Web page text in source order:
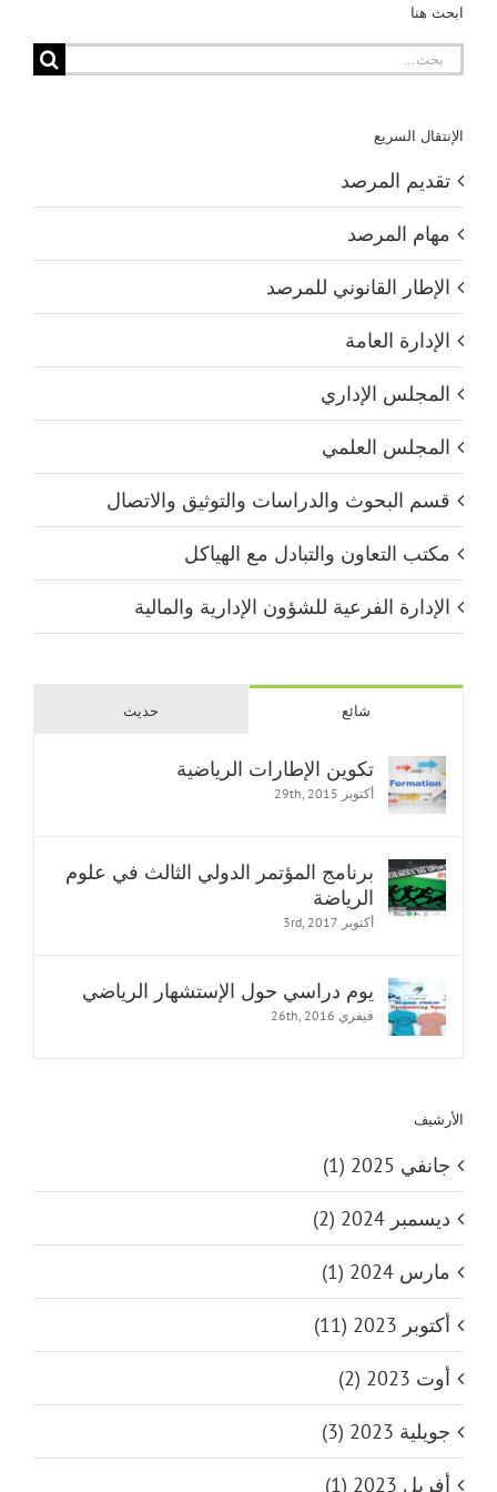
ابحث هنا
البحث
الإنتقال السريع
تقديم المرصد
مهام المرصد
الإطار القانوني للمرصد
الإدارة العامة
المجلس الإداري
المجلس العلمي
قسم البحوث والدراسات والتوثيق والاتصال
مكتب التعاون والتبادل مع الهياكل
الإدارة الفرعية للشؤون الإدارية والمالية
شائع حديث
تكوين الإطارات الرياضية
أكتوبر 29th, 2015
برنامج المؤتمر الدولي الثالث في علوم
الرياضة
أكتوبر 3rd, 2017
يوم دراسي حول الإستشهار الرياضي
فيفري 26th, 2016
الأرشيف
جانفي 2025 (1)
ديسمبر 2024 (2)
مارس 2024 (1)
أكتوبر 2023 (11)
أوت 2023 (2)
جويلية 2023 (3)
أفريل 2023 (1)